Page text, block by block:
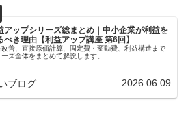
アップシリーズ総まとめ｜中小企業が利益を
べき理由【利益アップ講座 第6回】
改善、直接原価計算、固定費・変動費、利益構造まで
ーズ全体をまとめて解説します。
ブログ 2026.06.09